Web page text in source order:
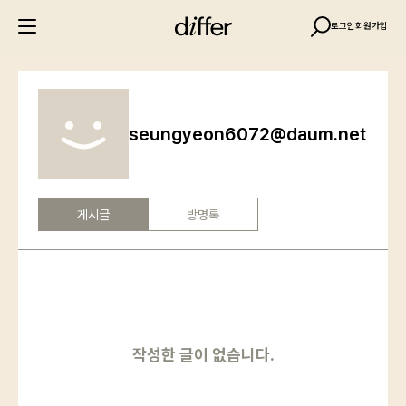
로그인회원가입
seungyeon6072@daum.net
게시글 방명록
작성한 글이 없습니다.